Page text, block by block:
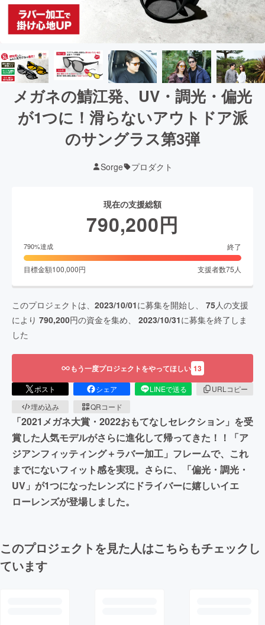
メガネの鯖江発、UV・調光・偏光
が1つに！滑らないアウトドア派
のサングラス第3弾
Sorge プロダクト
現在の支援総額
790,200円
790%達成 終了
目標金額100,000円 支援者数75 人
このプロジェクトは、 2023/10/01に募集を開始し、 75人の支援
により 790,200円の資金を集め、 2023/10/31に募集を終了しま
した
もう一度プロジェクトをやってほしい 13
ポスト シェア LINEで送る
URLコピー
埋め込み
QRコード
「2021メガネ大賞・2022おもてなしセレクション」を受
賞した人気モデルがさらに進化して帰ってきた！！「ア
ジアンフィッティング＋ラバー加工」フレームで、これ
までにないフィット感を実現。さらに、「偏光・調光・
UV」が1つになったレンズにドライバーに嬉しいイエ
ローレンズが登場しました。
このプロジェクトを見た人はこちらもチェックし
ています